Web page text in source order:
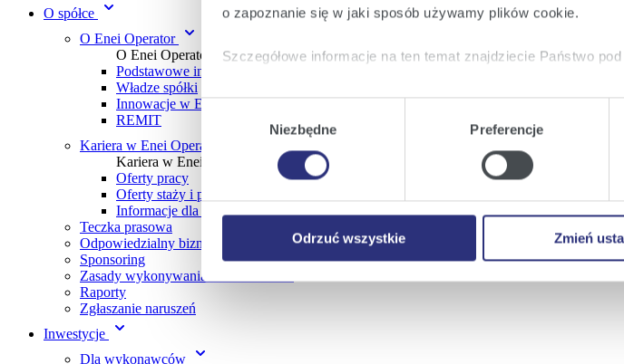
o zapoznanie się w jaki sposób używamy plików cookie.
Szczegółowe informacje na ten temat znajdziecie Państwo
KlikającAkceptuję wszystkiewyrażają Państwo zgodę na
których korzystamy, na Państwa urządzeniu.
Zmień ustawienia
, możecie Państwo wybrać
urządzeniu.
Wybór
Niezbędne Preferencje
Odrzuć wszystkie Zmień
O spółce
O Enei Operator
O Enei Operator
Podstawowe informacje
Władze spółki
Innowacje w Enei Operator
REMIT
Kariera w Enei Operator
Kariera w Enei Operator
Oferty pracy
Oferty staży i praktyk
Informacje dla uczniów i studentów
Teczka prasowa
Odpowiedzialny biznes
Sponsoring
Zasady wykonywania lotów dronami
Raporty
Zgłaszanie naruszeń
Inwestycje
Dla wykonawców